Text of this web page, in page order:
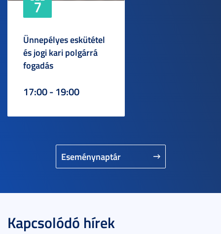
Eseménynaptár
7
Ünnepélyes eskütétel
és jogi kari polgárrá
fogadás
17:00 - 19:00
Kapcsolódó hírek